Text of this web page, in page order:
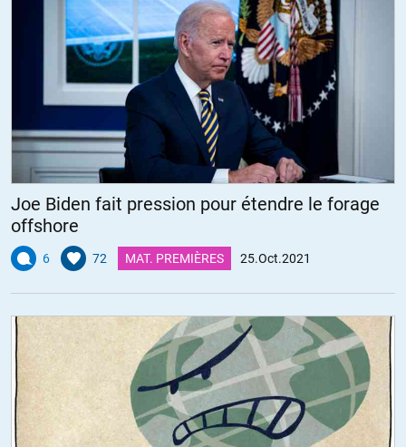
Joe Biden fait pression pour étendre le forage
offshore
6 72 MAT. PREMIÈRES 25.Oct.2021